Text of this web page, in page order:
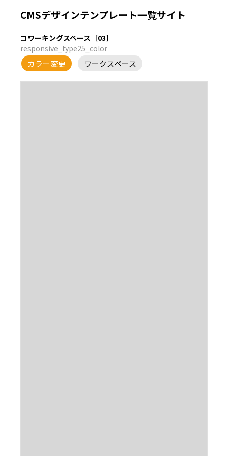
CMSデザインテンプレート一覧サイト
コワーキングスペース［03］
responsive_type25_color
ワークスペース
カラー変更